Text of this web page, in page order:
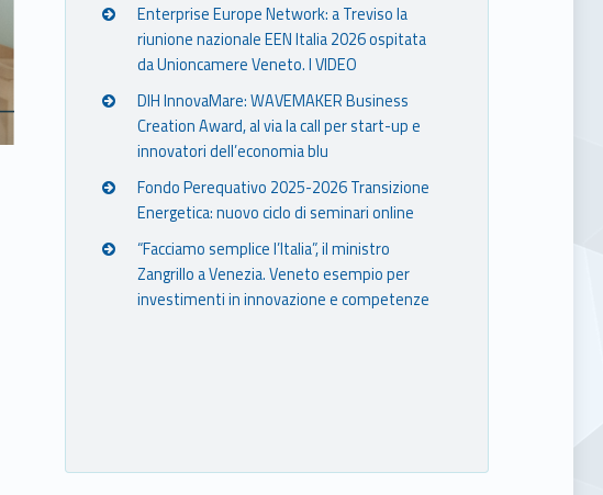
Enterprise Europe Network: a Treviso la
riunione nazionale EEN Italia 2026 ospitata
da Unioncamere Veneto. I VIDEO
DIH InnovaMare: WAVEMAKER Business
Creation Award, al via la call per start-up e
innovatori dell’economia blu
Fondo Perequativo 2025-2026 Transizione
Energetica: nuovo ciclo di seminari online
“Facciamo semplice l’Italia”, il ministro
Zangrillo a Venezia. Veneto esempio per
investimenti in innovazione e competenze